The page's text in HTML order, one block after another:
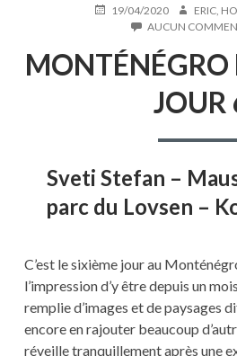
PUBLIÉ19/04/2020 AUTEUR
ERIC,
AUCUN
MONTÉNÉGRO
JOUR
Sveti Stefan –
parc du Lovsen –
C’est le sixième jour au
l’impression d’y être depuis un
remplie d’images et de paysages
encore en rajouter beaucoup
réveille tranquillement après une